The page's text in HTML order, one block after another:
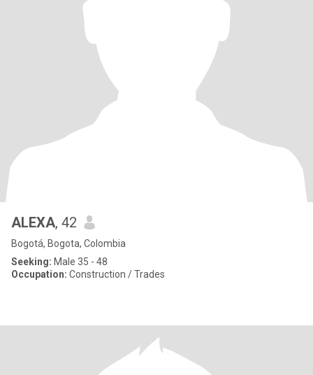
ALEXA, 42
Bogotá, Bogota, Colombia
Seeking: Male 35 - 48
Occupation: Construction / Trades